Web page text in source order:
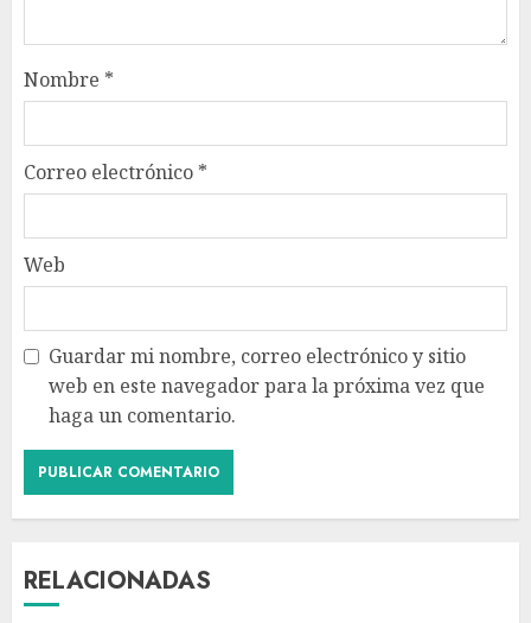
Nombre *
Correo electrónico *
Web
Guardar mi nombre, correo electrónico y sitio
web en este navegador para la próxima vez que
haga un comentario.
RELACIONADAS